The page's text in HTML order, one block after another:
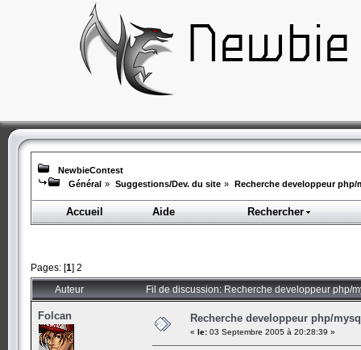
NewbieContest
Général » Suggestions/Dev. du site » Recherche developpeur
Accueil Aide Rechercher
Pages: [1] 2
Auteur Fil de discussion: Recherche developpeur php/
Folcan Recherche developpeur php/
« le: 03 Septembre 2005 à 20:28:39 »